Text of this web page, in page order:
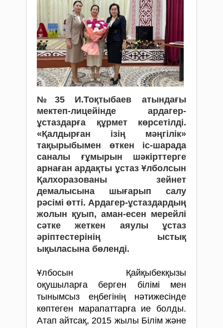
№35 И.Тоқтыбаев атындағы
мектеп-лицейінде ардагер-
ұстаздарға құрмет көрсетілді.
«Қалдырған ізің мәңгілік»
тақырыбымен өткен іс-шарада
саналы ғұмырын шәкірттерге
арнаған ардақты ұстаз Ұлболсын
Қалхоразованы зейнет
демалысына шығарып салу
рәсімі өтті. Ардагер-ұстаздардың
жолын қуып, аман-есен мерейлі
сәтке жеткен аяулы ұстаз
әріптестерінің ыстық
ықыласына бөленді.
Ұлбосын Қайқыбекқызы
оқушыларға берген білімі мен
тынымсыз еңбегінің нәтижесінде
көптеген марапаттарға ие болды.
Атап айтсақ, 2015 жылы Білім және